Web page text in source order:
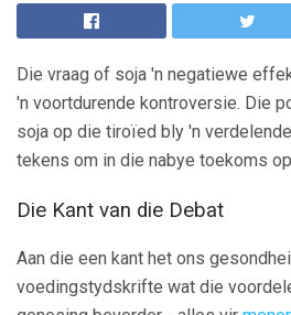
Die vraag of soja 'n negatiewe
'n voortdurende kontroversie. Die
soja op die tiroïed bly 'n
tekens om in die nabye toekoms
Die Kant van die Debat
Aan die een kant het ons
voedingstydskrifte wat die